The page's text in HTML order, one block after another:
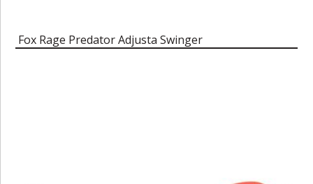
Fox Rage Predator Adjusta Swinger